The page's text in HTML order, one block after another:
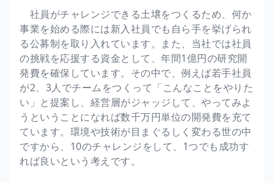
社員がチャレンジできる土壌をつくるため、何か
事業を始める際には新入社員でも自ら手を挙げられ
る公募制を取り入れています。また、当社では社員
の挑戦を応援する資金として、年間1億円の研究開
発費を確保しています。その中で、例えば若手社員
が2、3人でチームをつくって「こんなことをやりた
い」と提案し、経営層がジャッジして、やってみよ
うということになれば数千万円単位の開発費を充て
ています。環境や技術が目まぐるしく変わる世の中
ですから、10のチャレンジをして、1つでも成功す
れば良いという考えです。